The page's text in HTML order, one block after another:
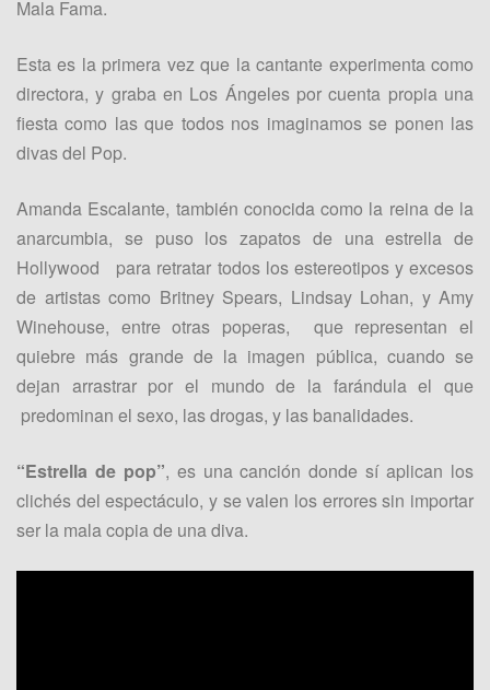
Mala Fama.
Esta es la primera vez que la cantante experimenta como
directora, y graba en Los Ángeles por cuenta propia una
fiesta como las que todos nos imaginamos se ponen las
divas del Pop.
Amanda Escalante, también conocida como la reina de la
anarcumbia, se puso los zapatos de una estrella de
Hollywood para retratar todos los estereotipos y excesos
de artistas como Britney Spears, Lindsay Lohan, y Amy
Winehouse, entre otras poperas, que representan el
quiebre más grande de la imagen pública, cuando se
dejan arrastrar por el mundo de la farándula el que
predominan el sexo, las drogas, y las banalidades.
“Estrella de pop”, es una canción donde sí aplican los
clichés del espectáculo, y se valen los errores sin importar
ser la mala copia de una diva.​